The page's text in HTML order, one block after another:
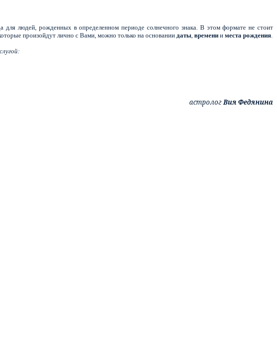
людей, рожденных в определенном периоде солнечного знака. В этом формате не стоит
произойдут лично с Вами, можно только на основании даты времени и места рождения
астрологВия Федянина